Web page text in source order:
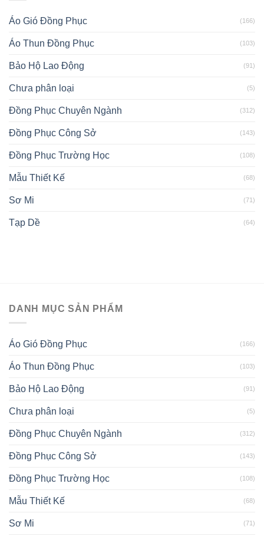
Áo Gió Đồng Phục (166)
Áo Thun Đồng Phục (103)
Bảo Hộ Lao Động (91)
Chưa phân loại (5)
Đồng Phục Chuyên Ngành (312)
Đồng Phục Công Sở (143)
Đồng Phục Trường Học (108)
Mẫu Thiết Kế (68)
Sơ Mi (71)
Tạp Dề (64)
DANH MỤC SẢN PHẨM
Áo Gió Đồng Phục (166)
Áo Thun Đồng Phục (103)
Bảo Hộ Lao Động (91)
Chưa phân loại (5)
Đồng Phục Chuyên Ngành (312)
Đồng Phục Công Sở (143)
Đồng Phục Trường Học (108)
Mẫu Thiết Kế (68)
Sơ Mi (71)